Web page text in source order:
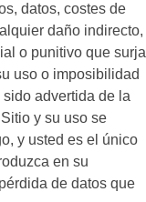
datos, costes de
daño indirecto,
o punitivo que surja
uso o imposibilidad
advertida de la
y su uso se
y usted es el único
en su
de datos que